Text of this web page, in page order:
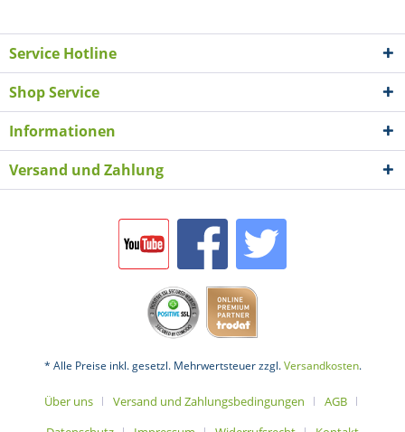
Service Hotline
Shop Service
Informationen
Versand und Zahlung
* Alle Preise inkl. gesetzl. Mehrwertsteuer zzgl.Versandkosten.
Über uns Versand und Zahlungsbedingungen
AGB